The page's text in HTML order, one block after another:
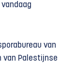
van
van Palestijnse